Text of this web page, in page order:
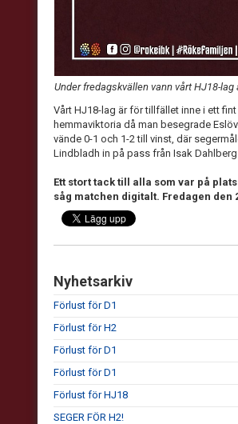
Under fredagskvällen vann vårt HJ18-
Vårt HJ18-lag är för tillfället inne i ett
hemmaviktoria då man besegrade
vände 0-1 och 1-2 till vinst, där
Lindbladh in på pass från Isak Dahlberg.
Ett stort tack till alla som var på
såg matchen digitalt. Fredagen den
Nyhetsarkiv
Förlust för D1
Förlust för H2
Förlust för D1
Förlust för D1
Förlust för HJ18
SEGER FÖR H2!